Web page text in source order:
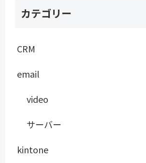
カテゴリー
CRM
email
video
サーバー
kintone